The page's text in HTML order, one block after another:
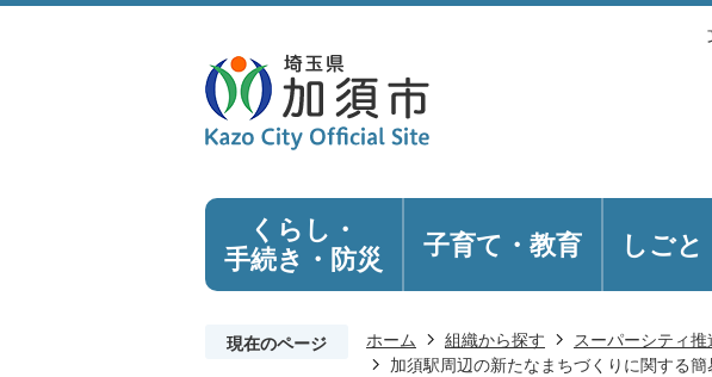
くらし・
手続き ・防災 子育て・教育 しごと
現在のページ ホーム 組織から探す スーパーシティ推
加須駅周辺の新たなまちづくりに関する